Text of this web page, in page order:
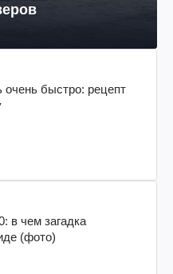
очень быстро: рецепт
в чем загадка
(фото)